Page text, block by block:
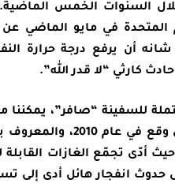
السنوات الخمس
المتحدة في مايو الماضي
أن يرفع درجة حرارة
كارثي “لا قدر الله”.
للسفينة “صافر”،
أدّى تجمّع الغازات القابلة